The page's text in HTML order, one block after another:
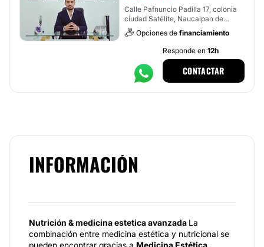
Calle Pafnuncio Padilla 17, colonia
ciudad Satélite, Naucalpan de
Juárez
Opciones de financiamiento
Responde en 12h
CONTACTAR
INFORMACIÓN
Nutrición & medicina estetica avanzada La
combinación entre medicina estética y nutricional se
pueden encontrar gracias a Medicina Estética,